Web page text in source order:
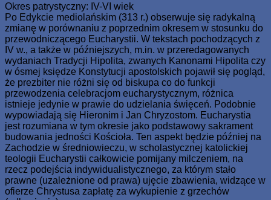
Okres patrystyczny: IV-VI wiek
Po Edykcie mediolańskim (313 r.) obserwuje się radykalną
zmianę w porównaniu z poprzednim okresem w stosunku do
przewodniczącego Eucharystii. W tekstach pochodzących z
IV w., a także w późniejszych, m.in. w przeredagowanych
wydaniach Tradycji Hipolita, zwanych Kanonami Hipolita czy
w ósmej księdze Konstytucji apostolskich pojawił się pogląd,
że prezbiter nie różni się od biskupa co do funkcji
przewodzenia celebracjom eucharystycznym, różnica
istnieje jedynie w prawie do udzielania święceń. Podobnie
wypowiadają się Hieronim i Jan Chryzostom. Eucharystia
jest rozumiana w tym okresie jako podstawowy sakrament
budowania jedności Kościoła. Ten aspekt będzie później na
Zachodzie w średniowieczu, w scholastycznej katolickiej
teologii Eucharystii całkowicie pomijany milczeniem, na
rzecz podejścia indywidualistycznego, za którym stało
prawne (uzależnione od prawa) ujęcie zbawienia, widzące w
ofierze Chrystusa zapłatę za wykupienie z grzechów